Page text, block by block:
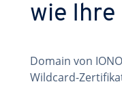
wie Ihre
Domain von
Wildcard-